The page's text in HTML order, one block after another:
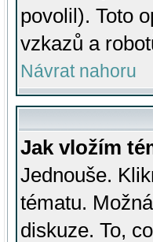
povolil). Toto
vzkazů a
Návrat nahoru
Jak vložím
Jednouše.
tématu.
diskuze. To,